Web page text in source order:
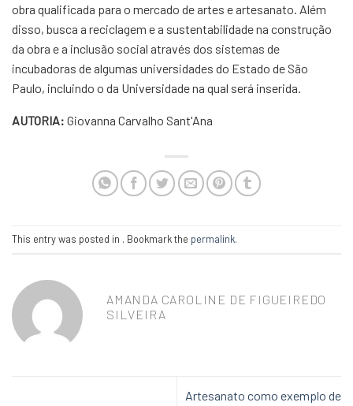
obra qualificada para o mercado de artes e artesanato. Além
disso, busca a reciclagem e a sustentabilidade na construção
da obra e a inclusão social através dos sistemas de
incubadoras de algumas universidades do Estado de São
Paulo, incluindo o da Universidade na qual será inserida.
AUTORIA: Giovanna Carvalho Sant'Ana
This entry was posted in . Bookmark the permalink.
AMANDA CAROLINE DE FIGUEIREDO
SILVEIRA
Artesanato como exemplo de